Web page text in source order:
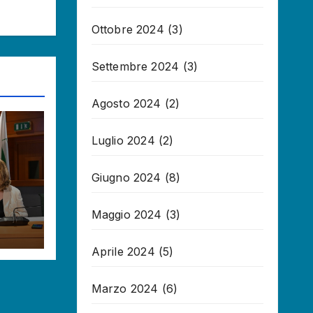
Ottobre 2024 (3)
Settembre 2024 (3)
Agosto 2024 (2)
Luglio 2024 (2)
Giugno 2024 (8)
Maggio 2024 (3)
Aprile 2024 (5)
Marzo 2024 (6)